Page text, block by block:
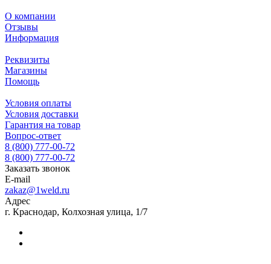
О компании
Отзывы
Информация
Реквизиты
Магазины
Помощь
Условия оплаты
Условия доставки
Гарантия на товар
Вопрос-ответ
8 (800) 777-00-72
8 (800) 777-00-72
Заказать звонок
E-mail
zakaz@1weld.ru
Адрес
г. Краснодар, Колхозная улица, 1/7